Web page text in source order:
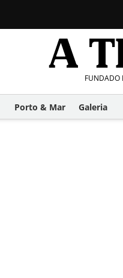
FUNDADO
Porto & Mar Galeria